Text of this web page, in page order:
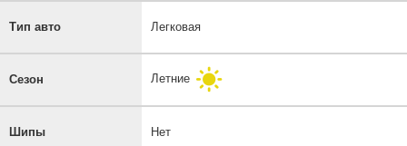
Тип авто Легковая
Сезон Летние
Шипы Нет